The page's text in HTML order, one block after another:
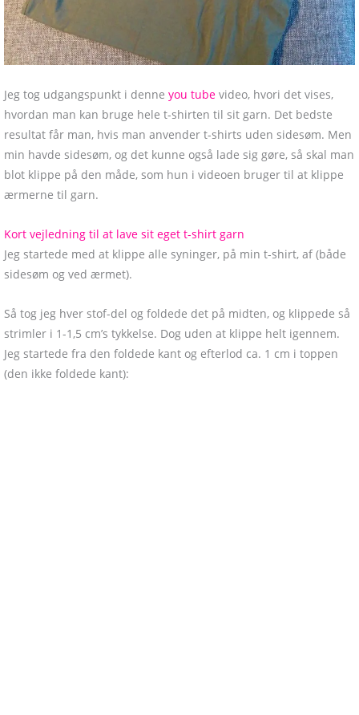
Jeg tog udgangspunkt i denne you tube video, hvori det vises,
hvordan man kan bruge hele t-shirten til sit garn. Det bedste
resultat får man, hvis man anvender t-shirts uden sidesøm. Men
min havde sidesøm, og det kunne også lade sig gøre, så skal man
blot klippe på den måde, som hun i videoen bruger til at klippe
ærmerne til garn.
Kort vejledning til at lave sit eget t-shirt garn
Jeg startede med at klippe alle syninger, på min t-shirt, af (både
sidesøm og ved ærmet).
Så tog jeg hver stof-del og foldede det på midten, og klippede så
strimler i 1-1,5 cm’s tykkelse. Dog uden at klippe helt igennem.
Jeg startede fra den foldede kant og efterlod ca. 1 cm i toppen
(den ikke foldede kant):